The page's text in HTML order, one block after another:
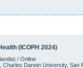
(ICOPH 2024)
/ Online
Charles Darwin University,